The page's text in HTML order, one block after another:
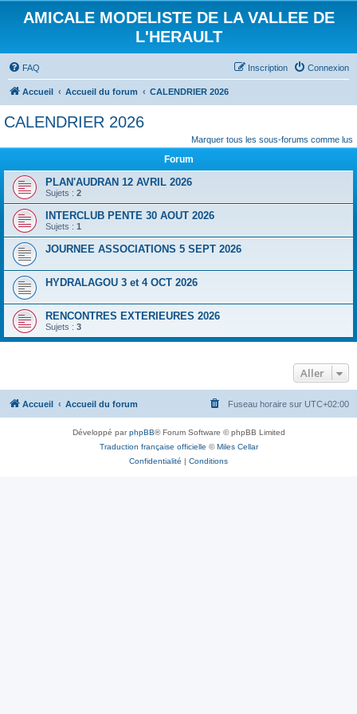
AMICALE MODELISTE DE LA VALLEE DE
L'HERAULT
FAQ Connexion
Inscription
Accueil Accueil du forum CALENDRIER 2026
CALENDRIER 2026
Marquer tous les sous-forums comme lus
Forum
PLAN'AUDRAN 12 AVRIL 2026
Sujets : 2
INTERCLUB PENTE 30 AOUT 2026
Sujets : 1
JOURNEE ASSOCIATIONS 5 SEPT 2026
HYDRALAGOU 3 et 4 OCT 2026
RENCONTRES EXTERIEURES 2026
Sujets : 3
Aller
Accueil Accueil du forum Fuseau horaire sur UTC+02:00
Développé parphpBB® Forum Software © phpBB Limited
Traduction française officielle ©Miles Cellar
Confidentialité | Conditions